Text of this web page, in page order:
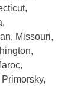
Missouri,